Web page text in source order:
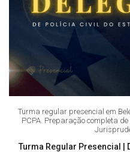
Turma regular presencial em
PCPA. Preparação completa
Turma Regular Presencial |